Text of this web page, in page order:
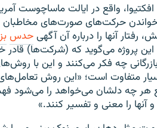
واقع در ایالت ماساچوست
حرکت‌های صورت‌های
رفتار آنها را درباره آن آگهیحدس
پروژه می‌گوید که (شرکت‌ها)‌ قادر
چه فکر می‌کنند و این با
متفاوت است؛ «این روش
چه دلشان می‌خواهد را می‌شود
را معنی و تفسیر کنند.»